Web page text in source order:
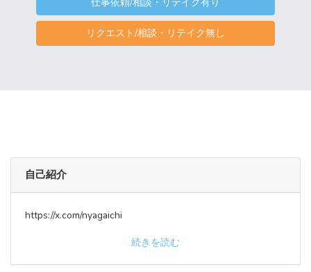
リクエスト/相談・リテイク無し
自己紹介
https://x.com/nyagaichi
続きを読む